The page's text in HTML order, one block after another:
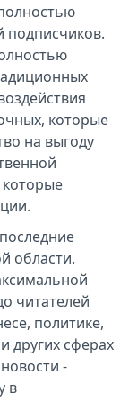
подписчиков.
которые
на выгоду
области.
читателей
политике,
других сферах
-
в